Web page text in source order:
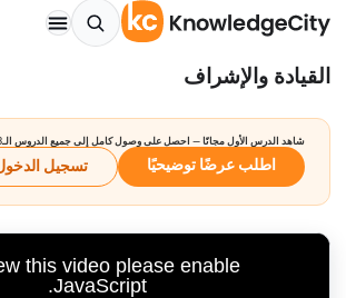
القيادة والإشراف
شاهد الدرس الأول مجانًا — احصل على وصول كامل إلى جميع الدروس الـ83.
اطلب عرضًا توضيحيًا تسجيل
this video please enable
JavaScript.